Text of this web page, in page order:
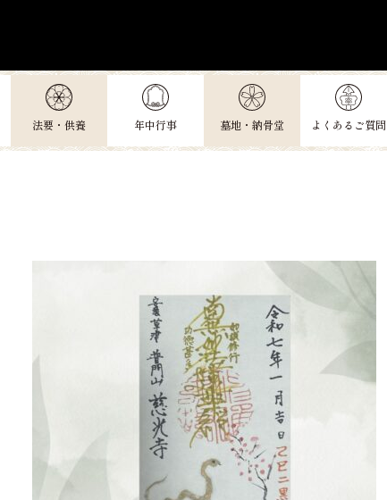
法要・供養 年中行事 墓地・納骨堂 よくあるご質問